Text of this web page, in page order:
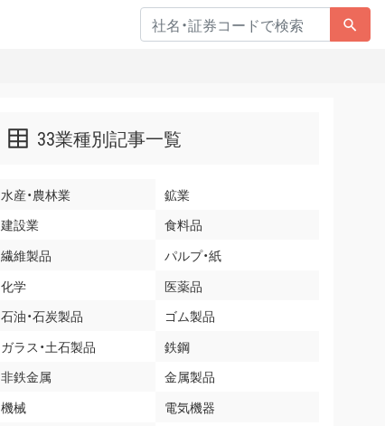
33業種別記事一覧
水産・農林業
鉱業
建設業
食料品
繊維製品
パルプ・紙
化学
医薬品
石油・石炭製品
ゴム製品
ガラス・土石製品
鉄鋼
非鉄金属
金属製品
機械
電気機器